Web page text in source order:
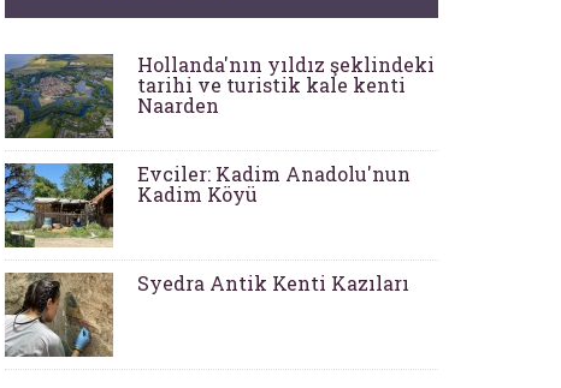
Hollanda'nın yıldız şeklindeki
tarihi ve turistik kale kenti
Naarden
Evciler: Kadim Anadolu'nun
Kadim Köyü
Syedra Antik Kenti Kazıları